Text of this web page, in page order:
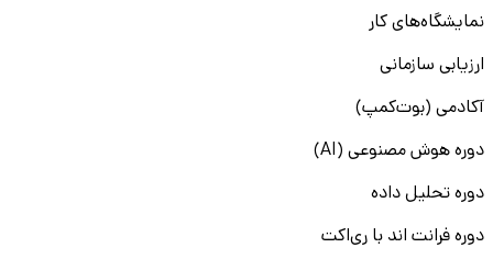
نمایشگاه‌های کار
ارزیابی سازمانی
آکادمی (بوت‌کمپ)
دوره هوش مصنوعی (AI)
دوره تحلیل داده
دوره فرانت اند با ری‌اکت